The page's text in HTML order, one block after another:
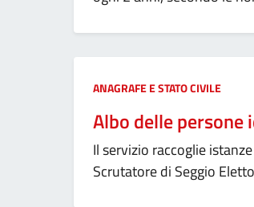
Categoria:
ANAGRAFE E STATO CIVILE
Albo delle
Il servizio raccoglie
Scrutatore di Seggio